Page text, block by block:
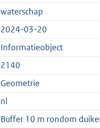
e
:
2
K
b
waterschap
2024-03-20
Informatieobject
2140
Geometrie
nl
Buffer 10 m rondom